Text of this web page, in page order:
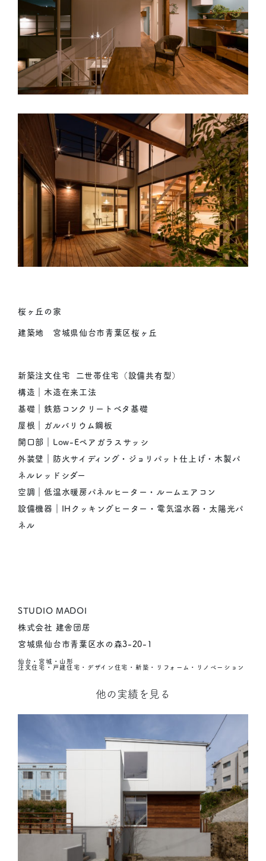
桜ヶ丘の家
建築地 宮城県仙台市青葉区桜ヶ丘
新築注文住宅 二世帯住宅（設備共有型）
構造｜木造在来工法
基礎｜鉄筋コンクリートベタ基礎
屋根｜ガルバリウム鋼板
開口部｜Low-Eペアガラスサッシ
外装壁｜防火サイディング・ジョリパット仕上げ・木製パ
ネルレッドシダー
空調｜低温水暖房パネルヒーター・ルームエアコン
設備機器｜IHクッキングヒーター・電気温水器・太陽光パ
ネル
STUDIO MADOI
株式会社 建舎団居
宮城県仙台市青葉区水の森3-20-1
仙台・宮城・山形
注文住宅・戸建住宅・デザイン住宅・新築・リフォーム・リノベーション
他の実績を見る